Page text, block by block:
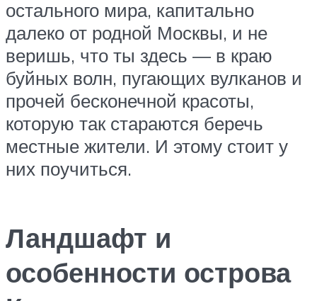
остального мира, капитально
далеко от родной Москвы, и не
веришь, что ты здесь — в краю
буйных волн, пугающих вулканов и
прочей бесконечной красоты,
которую так стараются беречь
местные жители. И этому стоит у
них поучиться.
Ландшафт и
особенности острова